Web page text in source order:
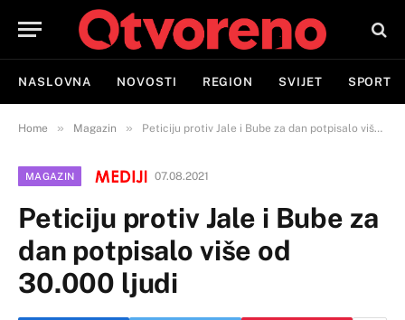
NASLOVNA NOVOSTI REGION SVIJET SPORT
Home » Magazin » Peticiju protiv Jale i Bube za dan potpisalo više od 30.000 ljudi
MAGAZIN 07.08.2021
Peticiju protiv Jale i Bube za
dan potpisalo više od
30.000 ljudi